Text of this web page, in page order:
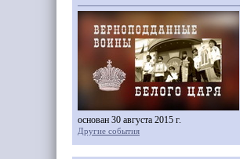
основан 30 августа 2015 г.
Другие события